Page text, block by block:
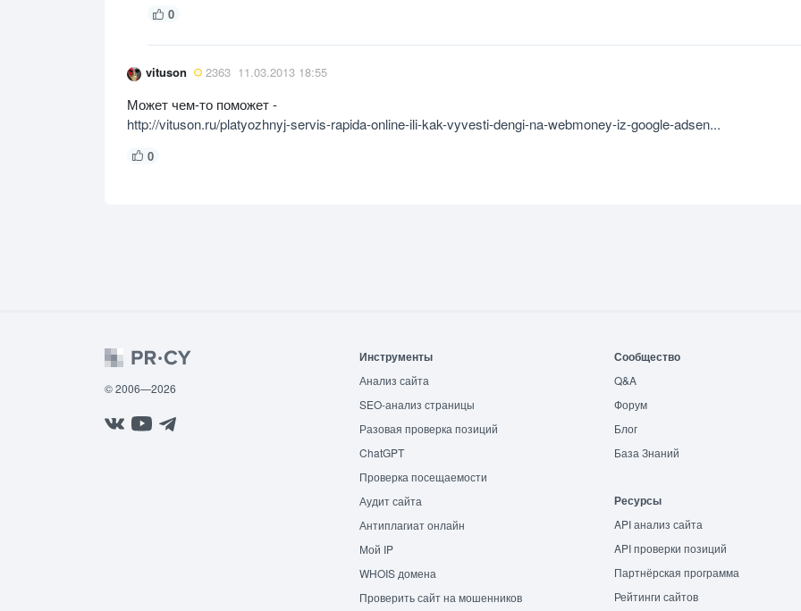
0
vituson 2363 11.03.2013 18:55
Может чем-то поможет -
http://vituson.ru/platyozhnyj-servis-rapida-online-ili-kak-vyvesti-dengi-na-webmoney-iz-google-adsen...
0
© 2006—2026
Инструменты
Анализ сайта
SEO-анализ страницы
Разовая проверка позиций
ChatGPT
Проверка посещаемости
Аудит сайта
Антиплагиат онлайн
Мой IP
WHOIS домена
Проверить сайт на мошенников
Сообщество
Q&A
Форум
Блог
База Знаний
Ресурсы
API анализ сайта
API проверки позиций
Партнёрская программа
Рейтинги сайтов